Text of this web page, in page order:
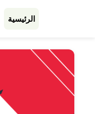
الرئيسية